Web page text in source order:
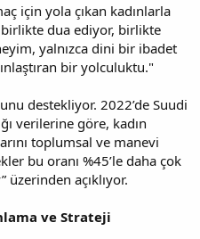
için yola çıkan kadınlarla
dua ediyor, birlikte
yalnızca dini bir ibadet
bir yolculuktu."
destekliyor. 2022’de Suudi
verilerine göre, kadın
toplumsal ve manevi
bu oranı %45’le daha çok
açıklıyor.
ve Strateji